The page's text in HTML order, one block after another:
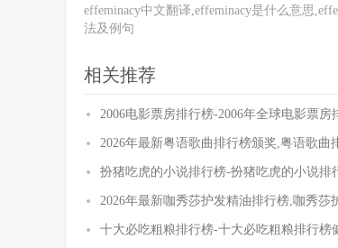
effeminacy中文翻译,effeminacy是什么意思
法及例句
相关推荐
2006电影票房排行榜-2006年全球电影票房
2026年最新粤语歌曲排行榜颁奖,粤语歌
扮猪吃虎的小说排行榜-扮猪吃虎的小说排
2026年最新咖秀莎护发精油排行榜,咖秀
十大必吃粗粮排行榜-十大必吃粗粮排行榜